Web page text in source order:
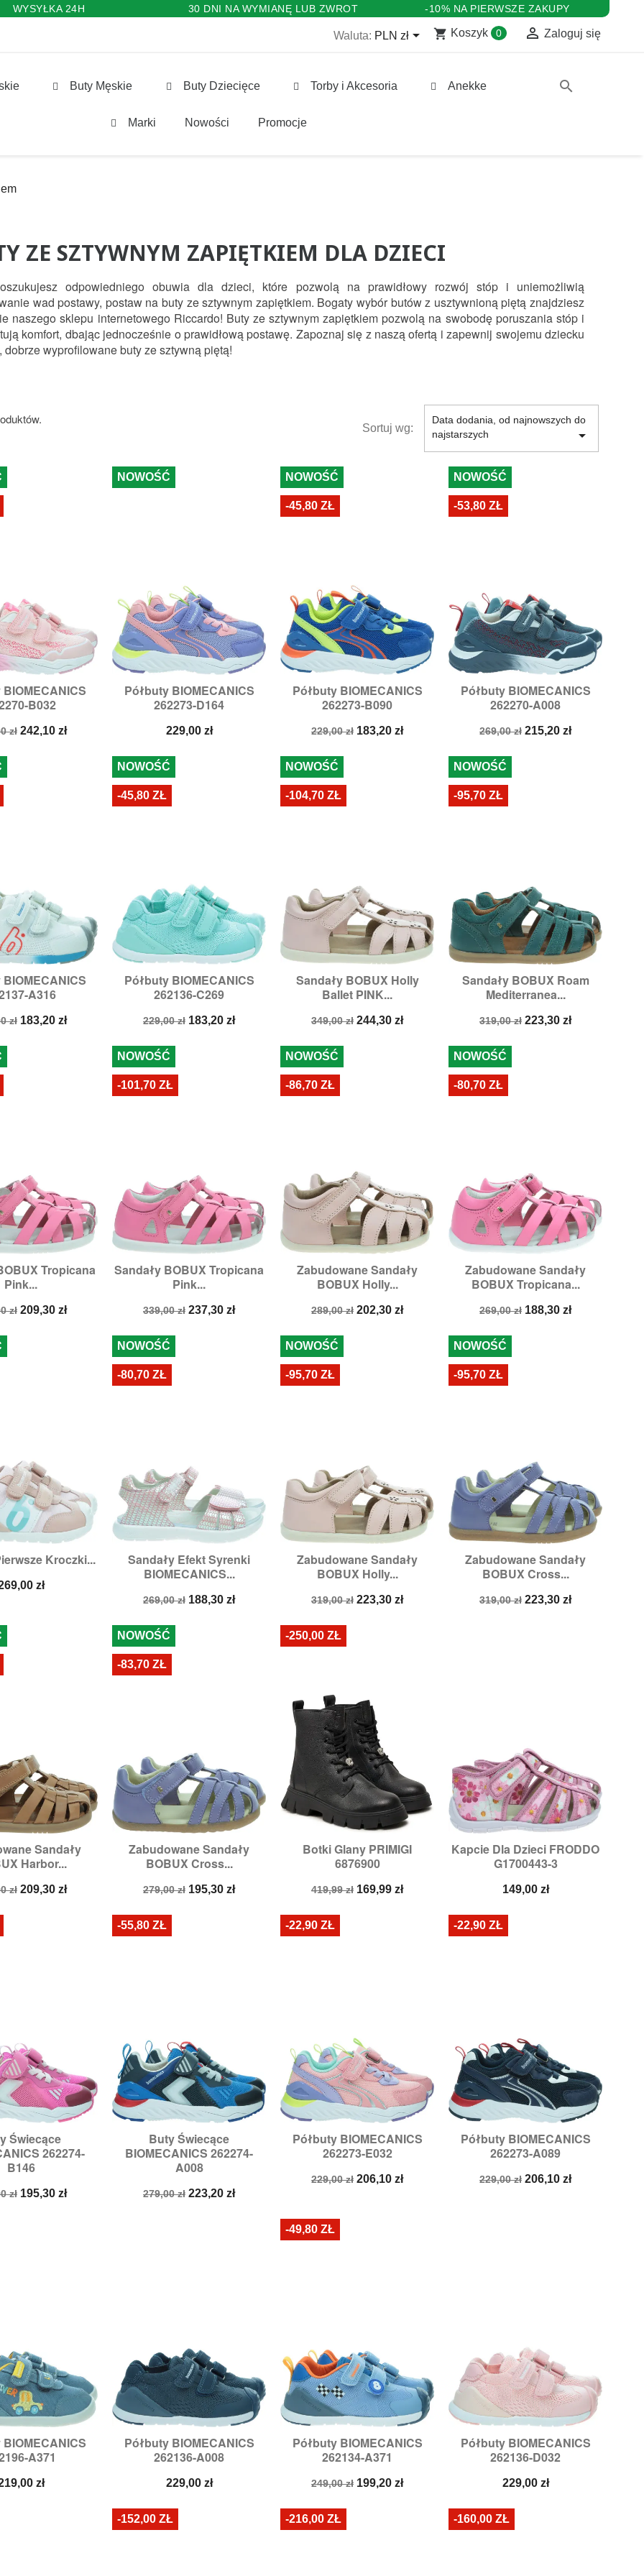
WYSYŁKA 24H 30 DNI NA WYMIANĘ LUB ZWROT -10% NA PIERWSZE ZAKUPY
Waluta: PLN zł shopping_cart Koszyk 0  Zaloguj się
Buty Męskie Buty Dziecięce Torby i Akcesoria Anekke
Marki Nowości Promocje
search
ZE SZTYWNYM ZAPIĘTKIEM DLA DZIECI
odpowiedniego obuwia dla dzieci, które pozwolą na prawidłowy rozwój stóp i uniemożliwią
wad postawy, postaw na buty ze sztywnym zapiętkiem. Bogaty wybór butów z usztywnioną piętą znajdziesz
naszego sklepu internetowego Riccardo! Buty ze sztywnym zapiętkiem pozwolą na swobodę poruszania stóp i
komfort, dbając jednocześnie o prawidłową postawę. Zapoznaj się z naszą ofertą i zapewnij swojemu dziecku
dobrze wyprofilowane buty ze sztywną piętą!
Sortuj wg:
Data dodania, od najnowszych do
najstarszych

B032
zł Cena
242,10 zł
podgląd
30
Półbuty BIOMECANICS
262273-D164
Cena
229,00 zł
Szybki podgląd
Rozmiary:31,32
NOWOŚĆ
Półbuty BIOMECANICS
262273-B090
Cena
229,00 zł Cena
183,20 zł
Szybki podgląd
Rozmiary:30,31,32,
NOWOŚĆ
-45,80 ZŁ
Półbuty BIOMECANICS
262270-A008
Cena
269,00 zł Cena
215,20 zł
Szybki podgląd
Rozmiary:29,30
NOWOŚĆ
-53,80 ZŁ
A316
zł Cena
183,20 zł
podgląd
24,25
Półbuty BIOMECANICS
262136-C269
Cena
229,00 zł Cena
183,20 zł
Szybki podgląd
Rozmiary:24
NOWOŚĆ
-45,80 ZŁ
Sandały BOBUX Holly
Ballet PINK...
Cena
349,00 zł Cena
244,30 zł
Szybki podgląd
Rozmiary:27,29,
NOWOŚĆ
-104,70 ZŁ
Sandały BOBUX Roam
Mediterranea...
Cena
319,00 zł Cena
223,30 zł
Szybki podgląd
Rozmiary:23,24,25
NOWOŚĆ
-95,70 ZŁ
Tropicana
Pink...
zł Cena
209,30 zł
podgląd
24,
Sandały BOBUX Tropicana
Pink...
Cena
339,00 zł Cena
237,30 zł
Szybki podgląd
Rozmiary:
NOWOŚĆ
-101,70 ZŁ
Zabudowane Sandały
BOBUX Holly...
Cena
289,00 zł Cena
202,30 zł
Szybki podgląd
Rozmiary: 20, 21,22
NOWOŚĆ
-86,70 ZŁ
Zabudowane Sandały
BOBUX Tropicana...
Cena
269,00 zł Cena
188,30 zł
Szybki podgląd
Rozmiary:20,21
NOWOŚĆ
-80,70 ZŁ
Kroczki...
zł
podgląd
Sandały Efekt Syrenki
BIOMECANICS...
Cena
269,00 zł Cena
188,30 zł
Szybki podgląd
Rozmiary:28, 29,30,
NOWOŚĆ
-80,70 ZŁ
Zabudowane Sandały
BOBUX Holly...
Cena
319,00 zł Cena
223,30 zł
Szybki podgląd
Rozmiary: 23,24
NOWOŚĆ
-95,70 ZŁ
Zabudowane Sandały
BOBUX Cross...
Cena
319,00 zł Cena
223,30 zł
Szybki podgląd
Rozmiary: 23,24,25
NOWOŚĆ
-95,70 ZŁ
Sandały
Harbor...
zł Cena
209,30 zł
podgląd
23,25,26
Zabudowane Sandały
BOBUX Cross...
Cena
279,00 zł Cena
195,30 zł
Szybki podgląd
Rozmiary:21
NOWOŚĆ
-83,70 ZŁ
Botki Glany PRIMIGI
6876900
Cena
419,99 zł Cena
169,99 zł
Szybki podgląd
Rozmiary:34
-250,00 ZŁ
Kapcie Dla Dzieci FRODDO
G1700443-3
Cena
149,00 zł
 Szybki podgląd
Rozmiary:23
Świecące
262274-
B146
zł Cena
195,30 zł
podgląd
27,28,29,31
Buty Świecące
BIOMECANICS 262274-
A008
Cena
279,00 zł Cena
223,20 zł
Szybki podgląd
Rozmiary: 31, 32,34
-55,80 ZŁ
Półbuty BIOMECANICS
262273-E032
Cena
229,00 zł Cena
206,10 zł
Szybki podgląd
Rozmiary:30,34
-22,90 ZŁ
Półbuty BIOMECANICS
262273-A089
Cena
229,00 zł Cena
206,10 zł
Szybki podgląd
Rozmiary:29,33
-22,90 ZŁ
A371
zł
podgląd
24
Półbuty BIOMECANICS
262136-A008
Cena
229,00 zł
Szybki podgląd
Rozmiary:22,24
Półbuty BIOMECANICS
262134-A371
Cena
249,00 zł Cena
199,20 zł
Szybki podgląd
Rozmiary:21,22
-49,80 ZŁ
Półbuty BIOMECANICS
262136-D032
Cena
229,00 zł
Szybki podgląd
Rozmiary:23,24,
-152,00 ZŁ -216,00 ZŁ -160,00 ZŁ